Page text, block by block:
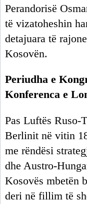
Perandorisë
të vizatoheshin
detajuara të
Kosovën.
Periudha e
Konferenca e
Pas Luftës Ruso-
Berlinit në vitin
me rëndësi
dhe Austro-
Kosovës mbetën
deri në fillim të